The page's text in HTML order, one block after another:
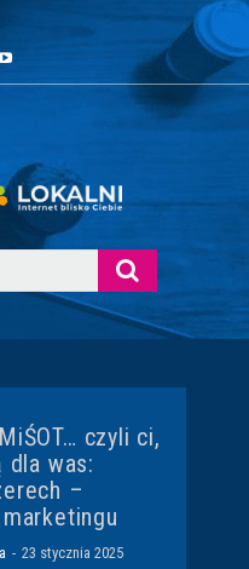
czyli ci,
dla was:
–
- 23 stycznia 2025